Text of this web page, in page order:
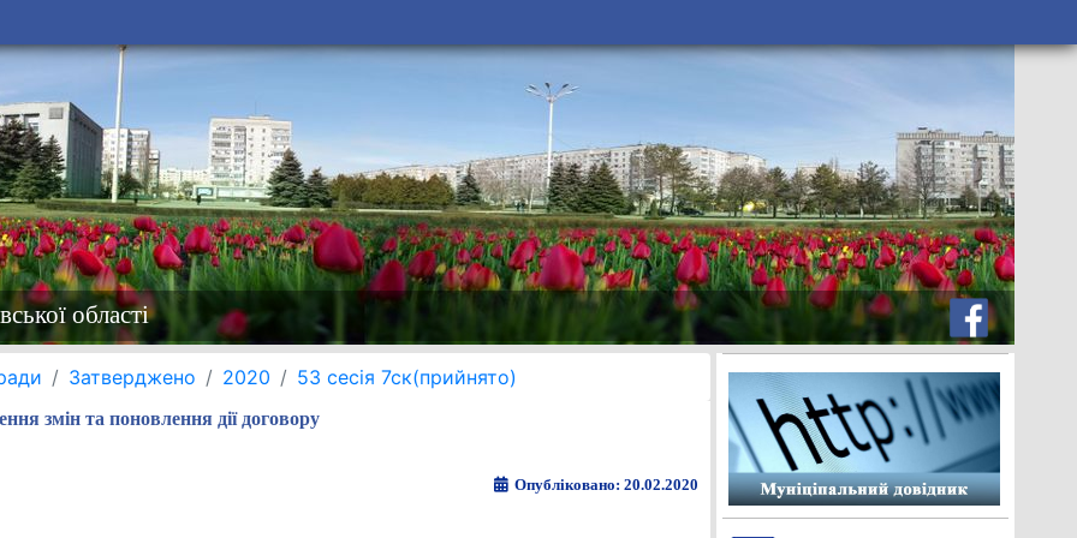
області
Затверджено 2020 53 сесія 7ск(прийнято)
змін та поновлення дії договору
Опубліковано: 20.02.2020